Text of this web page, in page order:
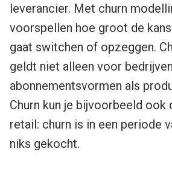
leverancier. Met churn
voorspellen hoe groot de
gaat switchen of opzeggen.
geldt niet alleen voor
abonnementsvormen als
Churn kun je bijvoorbeeld ook
retail: churn is in een periode
niks gekocht.